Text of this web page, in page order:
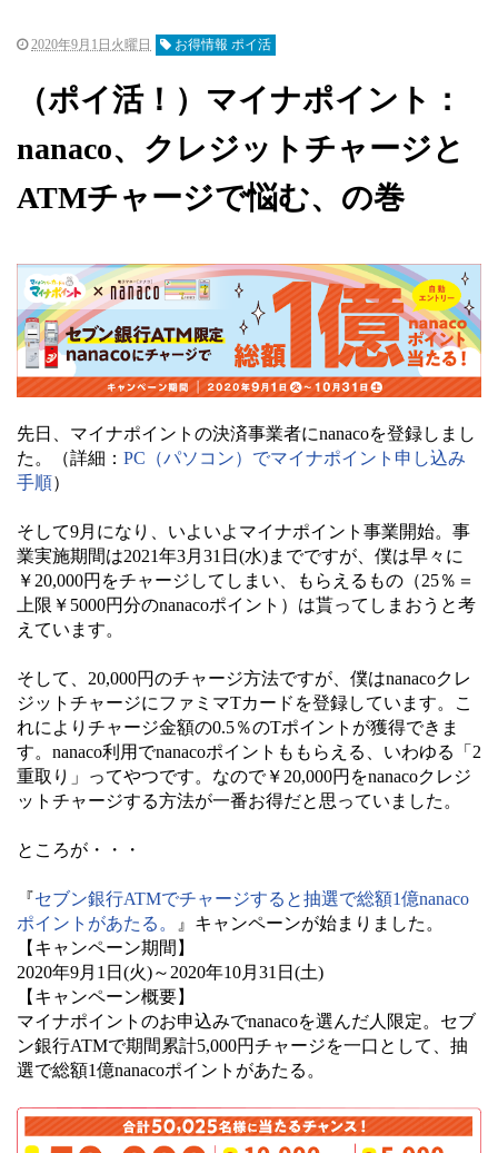
2020年9月1日火曜日 お得情報 ポイ活
（ポイ活！）マイナポイント：
nanaco、クレジットチャージと
ATMチャージで悩む、の巻
先日、マイナポイントの決済事業者にnanacoを登録しまし
た。（詳細： PC（パソコン）でマイナポイント申し込み
手順）
そして9月になり、いよいよマイナポイント事業開始。事
業実施期間は2021年3月31日(水)までですが、僕は早々に
￥20,000円をチャージしてしまい、もらえるもの（25％＝
上限￥5000円分のnanacoポイント）は貰ってしまおうと考
えています。
そして、20,000円のチャージ方法ですが、僕はnanacoクレ
ジットチャージにファミマTカードを登録しています。こ
れによりチャージ金額の0.5％のTポイントが獲得できま
す。nanaco利用でnanacoポイントももらえる、いわゆる「2
重取り」ってやつです。なので￥20,000円をnanacoクレジ
ットチャージする方法が一番お得だと思っていました。
ところが・・・
『セブン銀行ATMでチャージすると抽選で総額1億nanaco
ポイントがあたる。
』キャンペーンが始まりました。
【キャンペーン期間】
2020年9月1日(火)～2020年10月31日(土)
【キャンペーン概要】
マイナポイントのお申込みでnanacoを選んだ人限定。セブ
ン銀行ATMで期間累計5,000円チャージを一口として、抽
選で総額1億nanacoポイントがあたる。